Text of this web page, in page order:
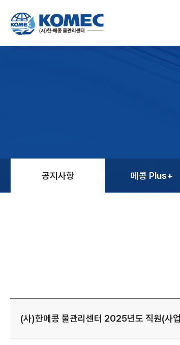
건너뛰기
공지사항 메콩 Plus+
(사)한메콩 물관리센터 2025년도 직원(사